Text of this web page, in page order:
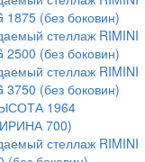
1875 (без боковин)
стеллаж RIMINI
2500 (без боковин)
стеллаж RIMINI
3750 (без боковин)
1964
700)
стеллаж RIMINI